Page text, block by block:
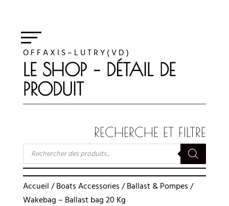
O F F A X I S – L U T R Y ( V D )
LE SHOP – DÉTAIL DE
PRODUIT
RECHERCHE ET FILTRE
RECHERCHE
Accueil /Boats Accessories /Ballast & Pompes /
Wakebag – Ballast bag 20 Kg